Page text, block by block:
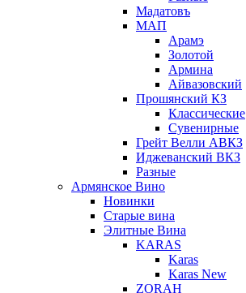
Мадатовъ
МАП
Арамэ
Золотой
Армина
Айвазовский
Прошянский КЗ
Классические
Сувенирные
Грейт Велли АВКЗ
Иджеванский ВКЗ
Разные
Армянское Вино
Новинки
Старые вина
Элитные Вина
KARAS
Karas
Karas New
ZORAH